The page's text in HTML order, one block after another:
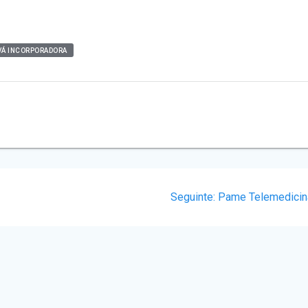
INCORPORADORA
Seguinte: Post
Pame